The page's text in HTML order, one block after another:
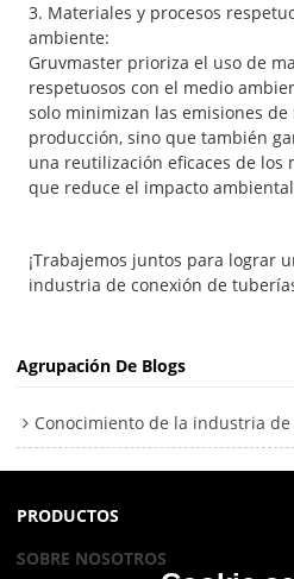
3. Materiales y procesos
ambiente:
Gruvmaster prioriza el uso de
respetuosos con el medio
solo minimizan las emisiones
producción, sino que también
una reutilización eficaces de los
que reduce el impacto
¡Trabajemos juntos para lograr
industria de conexión de
Agrupación De Blogs
Conocimiento de la industria
PRODUCTOS
SOBRE NOSOTROS